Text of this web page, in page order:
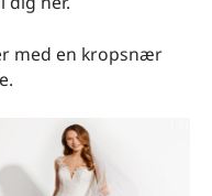
med en kropsnær